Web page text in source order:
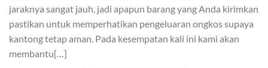
jaraknya sangat jauh, jadi apapun barang yang Anda kirimkan
pastikan untuk memperhatikan pengeluaran ongkos supaya
kantong tetap aman. Pada kesempatan kali ini kami akan
membantu[…]